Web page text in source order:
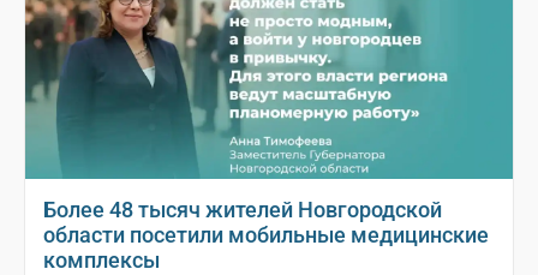
Более 48 тысяч жителей Новгородской
области посетили мобильные медицинские
комплексы